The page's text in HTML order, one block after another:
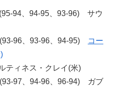
94、94-95、93-96) サウ
96、93-96、94-95)
コー
ィネス・クレイ(米)
97、94-96、96-94) ガブ